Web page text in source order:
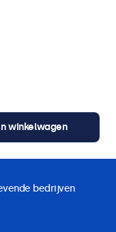
winkelwagen
bedrijven